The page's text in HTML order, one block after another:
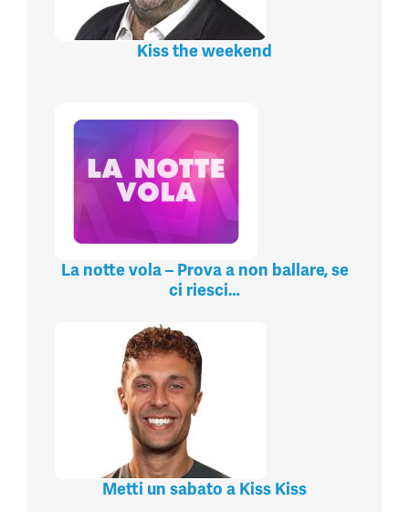
Kiss the weekend
La notte vola – Prova a non ballare, se
ci riesci…
Metti un sabato a Kiss Kiss